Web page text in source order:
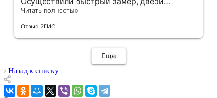
оказались в наличии. По доставке
компанию, где я могу указать удобный для
меня интервал времени, а не ждать весь
день🙏 Не могу не отметить качественный
монтаж дверей, спасибо мастеру Антону за
его труд!!!
Читать полностью
Отзыв 2ГИС
Еще
Назад к списку